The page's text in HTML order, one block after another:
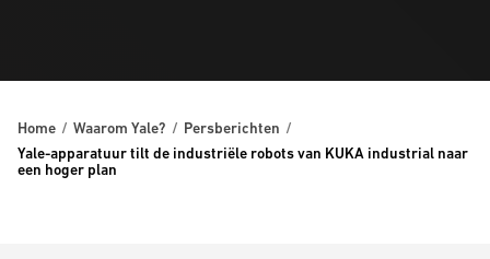
Home Waarom Yale?
Persberichten
Yale-apparatuur tilt de industriële robots van KUKA industrial naar
een hoger plan